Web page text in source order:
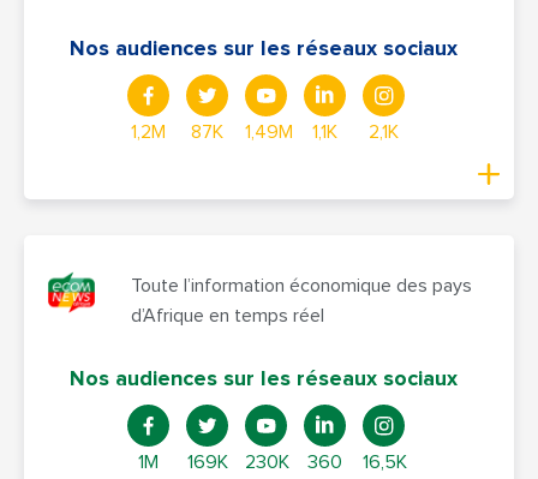
Nos audiences sur les réseaux sociaux
1,2M 87K 1,49M 1,1K 2,1K
Toute l’information économique des pays
d’Afrique en temps réel
Nos audiences sur les réseaux sociaux
1M 169K 230K 360 16,5K